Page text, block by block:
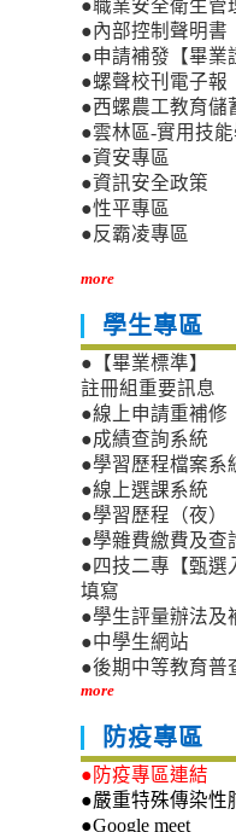
●職業安全衛生管
●內部控制聲明書
●申請補發【畢業
●螺聲校刊電子報
●西螺農工教育儲
●雲林區-實用技
●資安專區
●資訊安全政策
●性平專區
●反霸凌專區
more
學生專區
●【畢業標準】
註冊組重要訊息
●線上申請重補修
●成績查詢系統
●學習歷程檔案系
●線上選課系統
●學習歷程（夜）
●學雜費繳費及查
●四技二專【甄選
填寫
●學生評量辦法及
●中學生網站
●後期中等教育普
more
防疫專區
●防疫專區連結
●嚴重特殊傳染性
●Google meet